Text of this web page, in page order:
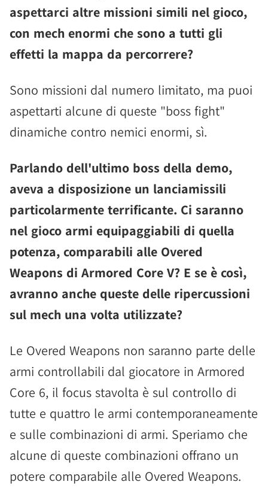
aspettarci altre missioni simili nel gioco,
con mech enormi che sono a tutti gli
effetti la mappa da percorrere?
Sono missioni dal numero limitato, ma puoi
aspettarti alcune di queste "boss fight"
dinamiche contro nemici enormi, sì.
Parlando dell'ultimo boss della demo,
aveva a disposizione un lanciamissili
particolarmente terrificante. Ci saranno
nel gioco armi equipaggiabili di quella
potenza, comparabili alle Overed
Weapons di Armored Core V? E se è così,
avranno anche queste delle ripercussioni
sul mech una volta utilizzate?
Le Overed Weapons non saranno parte delle
armi controllabili dal giocatore in Armored
Core 6, il focus stavolta è sul controllo di
tutte e quattro le armi contemporaneamente
e sulle combinazioni di armi. Speriamo che
alcune di queste combinazioni offrano un
potere comparabile alle Overed Weapons.